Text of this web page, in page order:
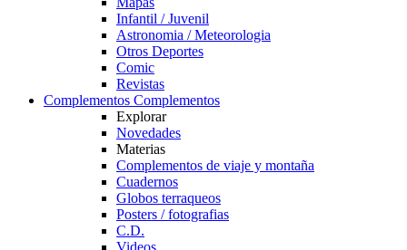
Infantil / Juvenil
Astronomia / Meteorologia
Otros Deportes
Comic
Revistas
Complementos Complementos
Explorar
Novedades
Materias
Complementos de viaje y montaña
Cuadernos
Globos terraqueos
Posters / fotografias
C.D.
Videos